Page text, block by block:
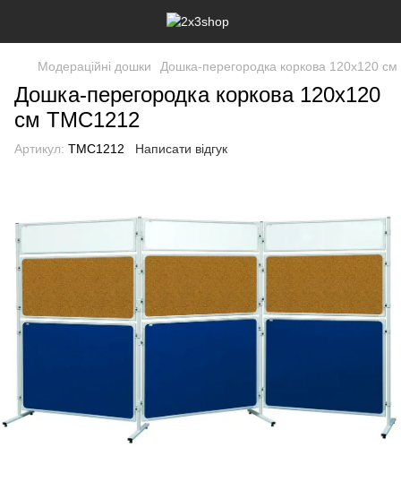
Модераційні дошки Дошка-перегородка коркова 120х120 см
Дошка-перегородка коркова 120х120
см TMC1212
Артикул: TMC1212 Написати відгук